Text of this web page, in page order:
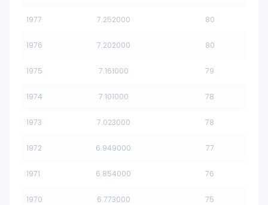
1977 7.252000 80
1976 7.202000 80
1975 7.161000 79
1974 7.101000 78
1973 7.023000 78
1972 6.949000 77
1971 6.854000 76
1970 6.773000 75